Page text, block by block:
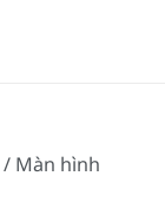
/ Màn hình